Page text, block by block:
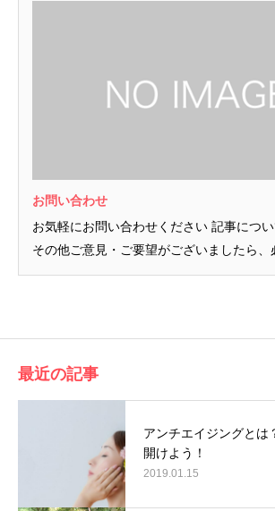
お問い合わせ
お気軽にお問い合わせください 記事につい
その他ご意見・ご要望がございましたら、
最近の記事
アンチエイジングとは
開けよう！
2019.01.15